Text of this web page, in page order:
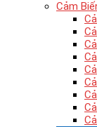
Cảm